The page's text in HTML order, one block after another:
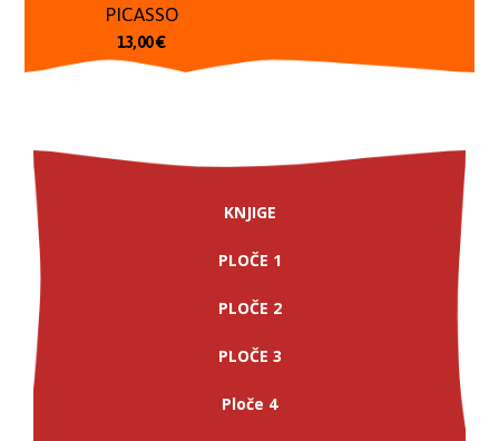
PICASSO
13,00€
KNJIGE
PLOČE 1
PLOČE 2
PLOČE 3
Ploče 4